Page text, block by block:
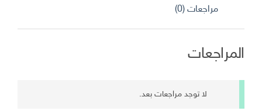
مراجعات (0)
المراجعات
لا توجد مراجعات بعد.